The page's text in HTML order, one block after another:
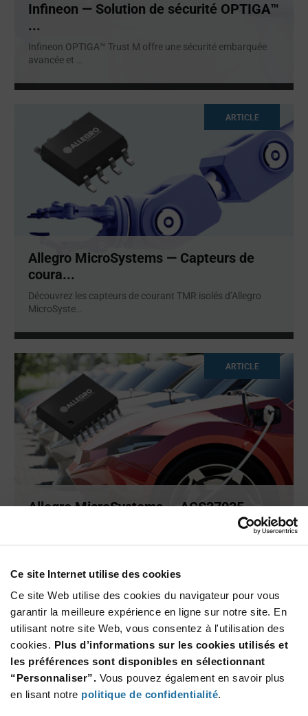
Ce site Internet utilise des cookies
Ce site Web utilise des cookies du navigateur pour vous
garantir la meilleure expérience en ligne sur notre site. En
utilisant notre site Web, vous consentez à l'utilisation des
cookies. Plus d’informations sur les cookies utilisés et
les préférences sont disponibles en sélectionnant
“Personnaliser”. Vous pouvez également en savoir plus
en lisant notre politique de confidentialité.
Infineon — Solution de sécurité OPTIGA™
...
Infineon OPTIGA™ Trust M offre une sécurité embarquée
avancée et ...
ARTICLE
Allegro MicroSystems — Capteurs de
coura...
Découvrez les capteurs de courant TMR isolés d’Allegro
MicroSyste...
ARTICLE
Allegro MicroSystems — ACS37035
Le ACS37035 d’Allegro MicroSystems est un capteur de
ARTICLE